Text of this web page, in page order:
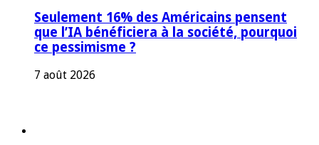
Seulement 16% des Américains pensent
que l’IA bénéficiera à la société, pourquoi
ce pessimisme ?
7 août 2026